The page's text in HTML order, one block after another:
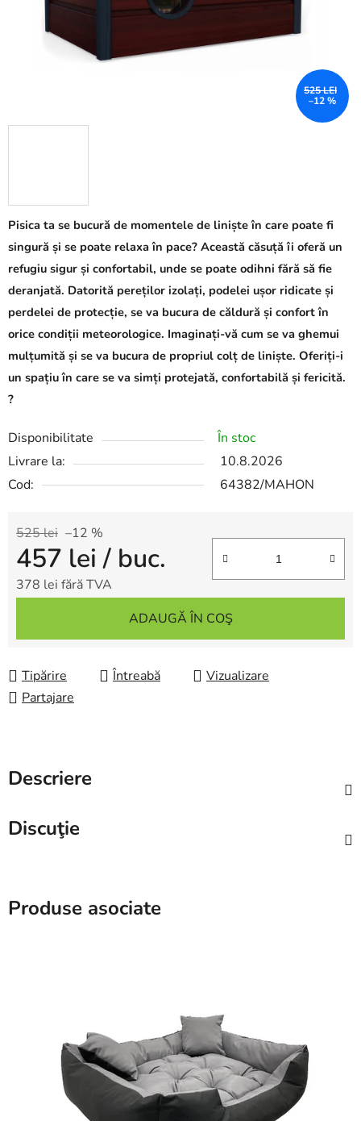
Pisica ta se bucură de momentele de liniște în care poate fi
singură și se poate relaxa în pace? Această căsuță îi oferă un
refugiu sigur și confortabil, unde se poate odihni fără să fie
deranjată. Datorită pereților izolați, podelei ușor ridicate și
perdelei de protecție, se va bucura de căldură și confort în
orice condiții meteorologice. Imaginați-vă cum se va ghemui
mulțumită și se va bucura de propriul colț de liniște. Oferiți-i
un spațiu în care se va simți protejată, confortabilă și fericită.
?
Disponibilitate
În stoc
Livrare la:
10.8.2026
Cod:
64382/MAHON
525 lei –12 %
457 lei/ buc.
378 lei fără TVA
ADAUGĂ ÎN COŞ
Tipărire Întreabă
Vizualizare
Partajare
525 LEI
–12 %
Descriere
Discuţie
Produse asociate